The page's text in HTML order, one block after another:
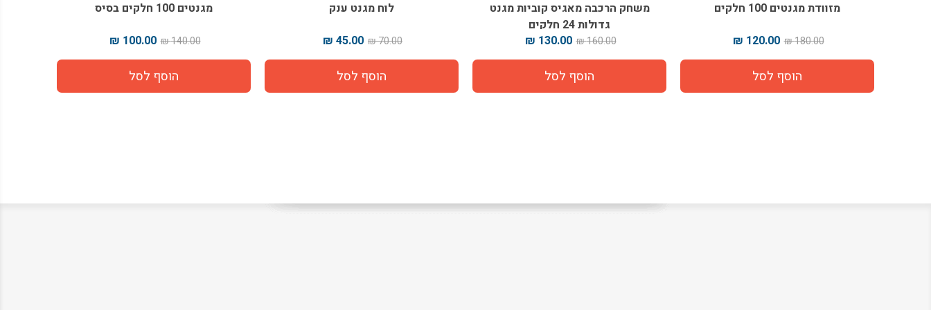
מזוודת מגנטים 100 חלקים
180.00 ₪
120.00 ₪
משחק הרכבה מאגיס קוביות מגנט
גדולות 24 חלקים
160.00 ₪
130.00 ₪
לוח מגנט ענק
70.00 ₪
45.00 ₪
מגנטים 100 חלקים בסיס
140.00 ₪
100.00 ₪